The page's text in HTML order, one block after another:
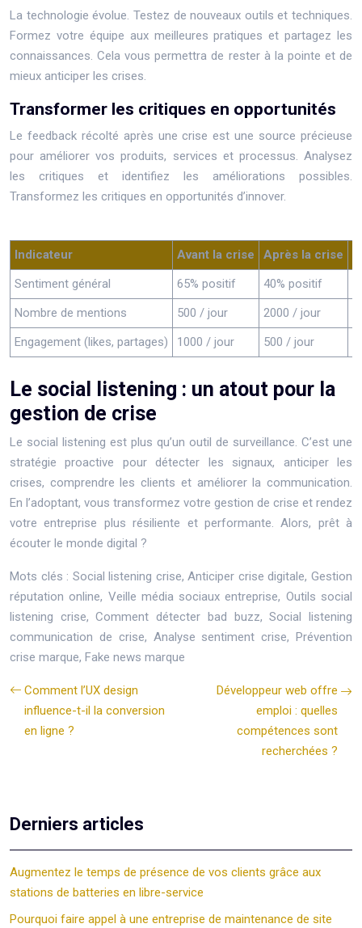
La technologie évolue. Testez de nouveaux outils et techniques.
Formez votre équipe aux meilleures pratiques et partagez les
connaissances. Cela vous permettra de rester à la pointe et de
mieux anticiper les crises.
Transformer les critiques en opportunités
Le feedback récolté après une crise est une source précieuse
pour améliorer vos produits, services et processus. Analysez
les critiques et identifiez les améliorations possibles.
Transformez les critiques en opportunités d’innover.
Indicateur Avant la crise Après la crise
Sentiment général
65% positif 40% positif
Nombre de mentions
500 / jour 2000 / jour
Engagement (likes, partages)
1000 / jour 500 / jour
Le social listening : un atout pour la
gestion de crise
Le social listening est plus qu’un outil de surveillance. C’est une
stratégie proactive pour détecter les signaux, anticiper les
crises, comprendre les clients et améliorer la communication.
En l’adoptant, vous transformez votre gestion de crise et rendez
votre entreprise plus résiliente et performante. Alors, prêt à
écouter le monde digital ?
Mots clés : Social listening crise, Anticiper crise digitale, Gestion
réputation online, Veille média sociaux entreprise, Outils social
listening crise, Comment détecter bad buzz, Social listening
communication de crise, Analyse sentiment crise, Prévention
crise marque, Fake news marque
Comment l’UX design
influence-t-il la conversion
en ligne ?
Développeur web offre
emploi : quelles
compétences sont
recherchées ?
Derniers articles
Augmentez le temps de présence de vos clients grâce aux
stations de batteries en libre-service
Pourquoi faire appel à une entreprise de maintenance de site